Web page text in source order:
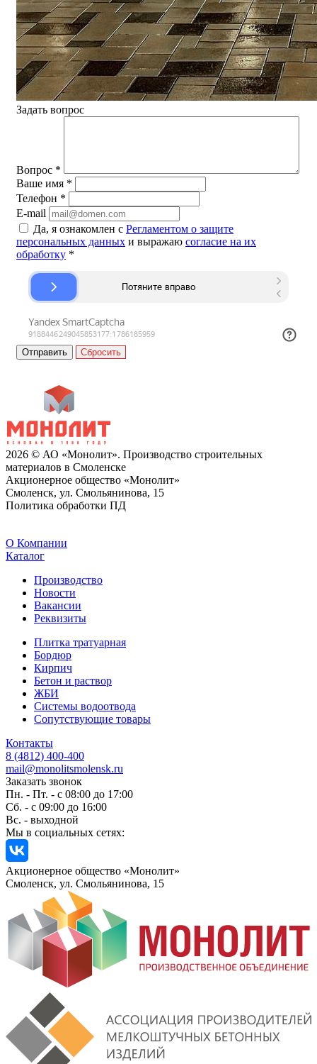
Задать вопрос
Вопрос *
Ваше имя *
Телефон *
E-mail
Да, я ознакомлен с Регламентом о защите
персональных данных и выражаю согласие на их
обработку *
Сбросить
2026 © АО «Монолит». Производство строительных
материалов в Смоленске
Акционерное общество «Монолит»
Смоленск, ул. Смольянинова, 15
Политика обработки ПД
O Компании
Каталог
Производство
Новости
Вакансии
Реквизиты
Плитка тратуарная
Бордюр
Кирпич
Бетон и раствор
ЖБИ
Системы водоотвода
Сопутствующие товары
Контакты
8 (4812) 400-400
mail@monolitsmolensk.ru
Заказать звонок
Пн. - Пт. - с 08:00 до 17:00
Сб. - с 09:00 до 16:00
Вс. - выходной
Мы в социальных сетях:
Акционерное общество «Монолит»
Смоленск, ул. Смольянинова, 15